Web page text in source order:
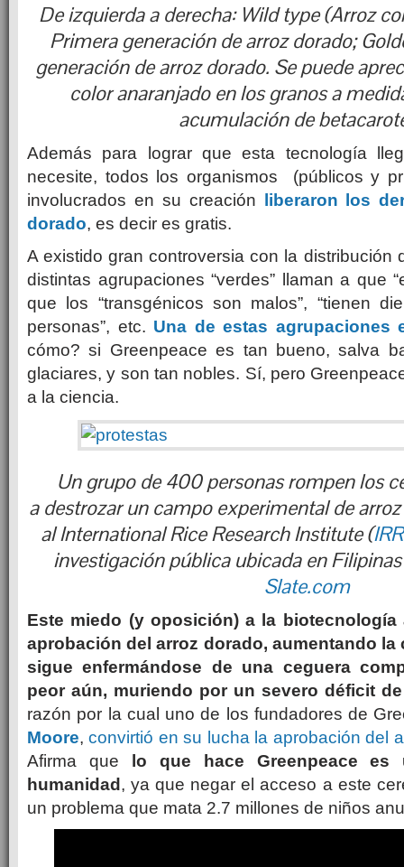
De izquierda a derecha: Wild type (Arroz
Primera generación de arroz dorado;
generación de arroz dorado. Se puede
color anaranjado en los granos a
acumulación de
Además para lograr que esta tecnología
necesite, todos los organismos (públicos y
involucrados en su creación liberaron los
dorado, es decir es gratis.
A existido gran controversia con la distribución
distintas agrupaciones “verdes” llaman a que
que los “transgénicos son malos”, “tienen
personas”, etc. Una de estas agrupaciones
cómo? si Greenpeace es tan bueno, salva
glaciares, y son tan nobles. Sí, pero
a la ciencia.
Un grupo de 400 personas rompen los
a destrozar un campo experimental de
al International Rice Research Institute (
investigación pública ubicada en
Slate.com
Este miedo (y oposición) a la
aprobación del arroz dorado, aumentando la
sigue enfermándose de una ceguera
peor aún, muriendo por un severo déficit
razón por la cual uno de los fundadores de
Moore,convirtió en su lucha la aprobación del
Afirma que
lo que hace Greenpeace
humanidad , ya que negar el acceso a este
un problema que mata 2.7 millones de niños